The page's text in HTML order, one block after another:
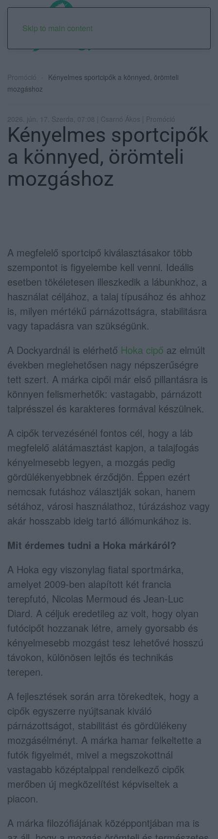
Skip to main content
Promóció
Kényelmes sportcipők a könnyed, örömteli
mozgáshoz
2026. jún. 17. Szerda, 07:08 | Csarnó Ákos | Promóció
Kényelmes sportcipők
a könnyed, örömteli
mozgáshoz
A megfelelő sportcipő kiválasztásakor több
szempontot is figyelembe kell venni. Ideális
esetben tökéletesen illeszkedik a lábunkhoz, a
használat céljához, a talaj típusához és ahhoz
is, milyen mértékű párnázottságra, stabilitásra
vagy tapadásra van szükségünk.
A Dockyardnál is elérhető Hoka cipő az elmúlt
években meglehetősen nagy népszerűségre
tett szert. A márka cipői már első pillantásra is
könnyen felismerhetők: vastagabb, párnázott
talprésszel és karakteres formával készülnek.
A cipők tervezésénél fontos cél, hogy a láb
megfelelő alátámasztást kapjon, a talajfogás
kényelmesebb legyen, a mozgás pedig
gördülékenyebbnek érződjön. Éppen ezért
nemcsak futáshoz választják sokan, hanem
sétához, városi használathoz, túrázáshoz vagy
akár hosszabb ideig tartó állómunkához is.
Mit érdemes tudni a Hoka márkáról?
A Hoka egy viszonylag fiatal sportmárka,
amelyet 2009-ben alapított két francia
terepfutó, Nicolas Mermoud és Jean-Luc
Diard. A céljuk eredetileg az volt, hogy olyan
futócipőt hozzanak létre, amely gyorsabb és
kényelmesebb mozgást tesz lehetővé hosszú
távokon, különösen lejtős és technikás
terepen.
A fejlesztések során arra törekedtek, hogy a
cipők egyszerre nyújtsanak kiváló
párnázottságot, stabilitást és gördülékeny
mozgásélményt. A márka hamar felkeltette a
futók figyelmét, mivel a megszokottnál
vastagabb középtalppal rendelkező cipők
merőben új megközelítést képviseltek a
piacon.
A márka filozófiájának középpontjában ma is